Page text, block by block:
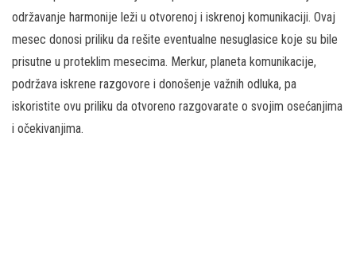
održavanje harmonije leži u otvorenoj i iskrenoj komunikaciji. Ovaj
mesec donosi priliku da rešite eventualne nesuglasice koje su bile
prisutne u proteklim mesecima. Merkur, planeta komunikacije,
podržava iskrene razgovore i donošenje važnih odluka, pa
iskoristite ovu priliku da otvoreno razgovarate o svojim osećanjima
i očekivanjima.